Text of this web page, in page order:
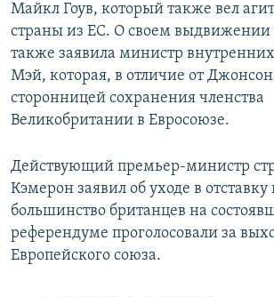
Майкл Гоув, который также вел
страны из ЕС. О своем
также заявила министр
Мэй, которая, в отличие от
сторонницей сохранения членства
Великобритании в Евросоюзе.
Действующий премьер-министр
Кэмерон заявил об уходе в отставку
большинство британцев на
референдуме проголосовали за
Европейского союза.